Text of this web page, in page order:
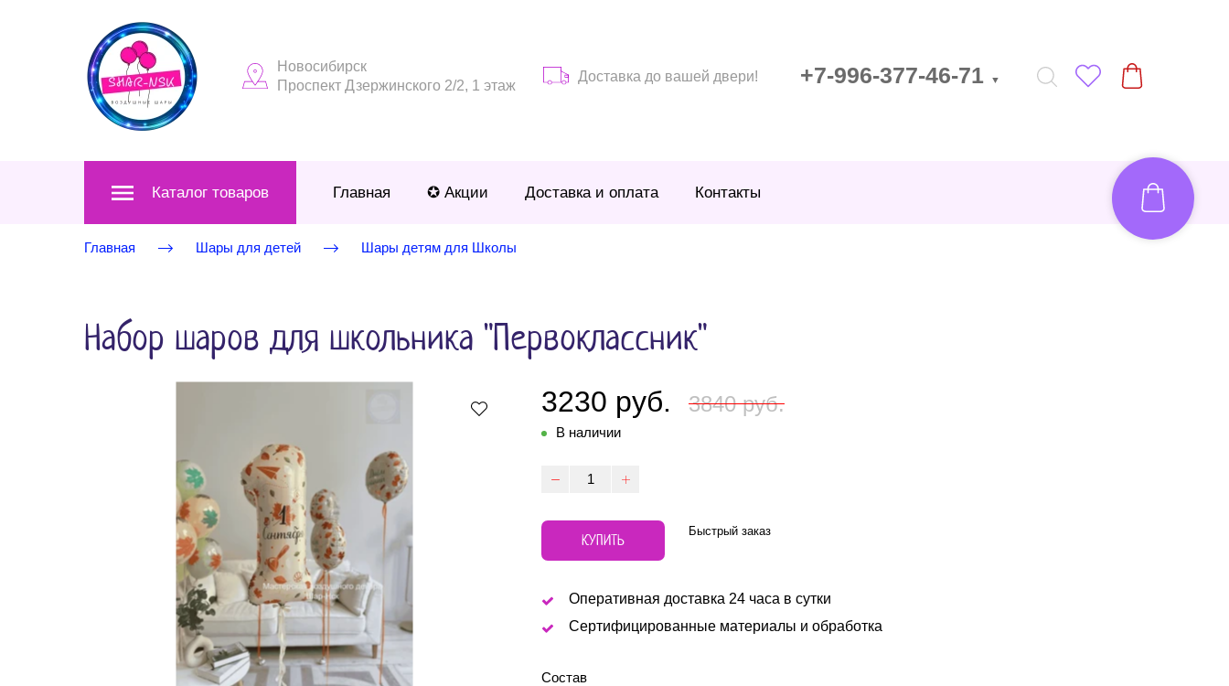
Новосибирск
Проспект Дзержинского 2/2, 1 этаж
Доставка до вашей двери! +7-996-377-46-71 ▼
Каталог товаров Главная ✪ Акции Доставка и оплата Контакты
Главная Шары для детей Шары детям для Школы
Набор шаров для школьника "Первоклассник"
3230 руб. 3840 руб.
В наличии
КУПИТЬ Быстрый заказ
Оперативная доставка 24 часа в сутки
Сертифицированные материалы и обработка
Состав